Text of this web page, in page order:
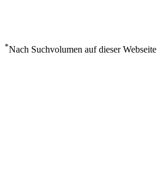
*Nach Suchvolumen auf dieser Webseite